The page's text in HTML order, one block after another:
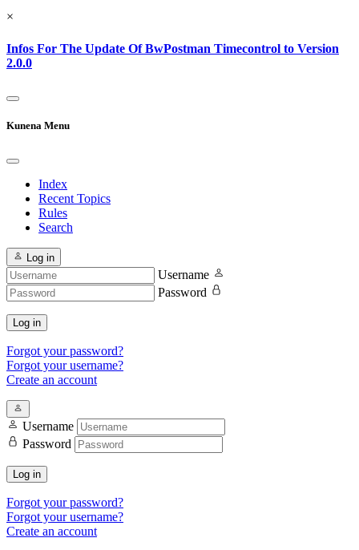
×
Infos For The Update Of BwPostman Timecontrol to Version
2.0.0
Kunena Menu
Index
Recent Topics
Rules
Search
Log in
Username
Password
Log in
Forgot your password?
Forgot your username?
Create an account
Username
Password
Log in
Forgot your password?
Forgot your username?
Create an account